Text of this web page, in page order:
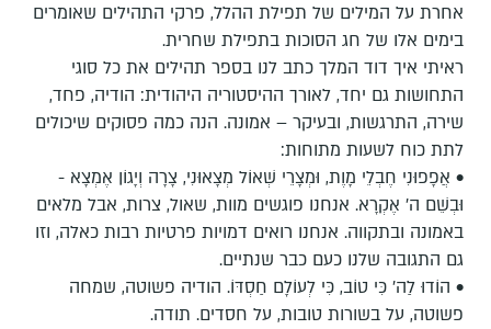
אחרת על המילים של תפילת ההלל, פרקי התהילים שאומרים
בימים אלו של חג הסוכות בתפילת שחרית.
ראיתי איך דוד המלך כתב לנו בספר תהילים את כל סוגי
התחושות גם יחד, לאורך ההיסטוריה היהודית: הודיה, פחד,
שירה, התרגשות, ובעיקר – אמונה. הנה כמה פסוקים שיכולים
לתת כוח לשעות מתוחות:
• אֲפָפוּנִי חֶבְלֵי מָוֶת, וּמְצָרֵי שְׁאוֹל מְצָאוּנִי, צָרָה וְיָגוֹן אֶמְצָא -
וּבְשֵׁם ה' אֶקְרָא. אנחנו פוגשים מוות, שאול, צרות, אבל מלאים
באמונה ובתקווה. אנחנו רואים דמויות פרטיות רבות כאלה, וזו
גם התגובה שלנו כעם כבר שנתיים.
• הוֹדוּ לַה' כִּי טוֹב, כִּי לְעוֹלָם חַסְדּוֹ. הודיה פשוטה, שמחה
פשוטה, על בשורות טובות, על חסדים. תודה.